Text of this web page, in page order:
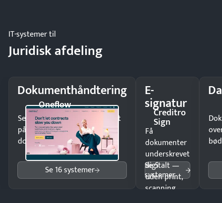
IT-systemer til
Juridisk afdeling
Dokumenthåndtering
Oneflow
Send kontrakter til underskrift
på minutter og mist ingen
dokumenter.
Se 16 systemer
E-
signatur
Creditro
Sign
Få
dokumenter
underskrevet
digitalt —
uden print,
scanning
Se 5
systemer